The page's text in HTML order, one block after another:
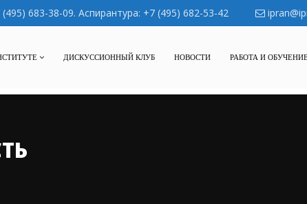
683-38-09. Аспирантура: +7 (495) 682-53-42
ДИСКУССИОННЫЙ КЛУБ НОВОСТИ РАБОТА И